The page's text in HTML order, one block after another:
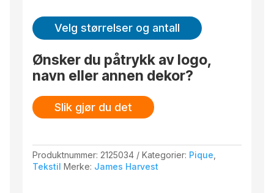
Velg størrelser og antall
Ønsker du påtrykk av logo,
navn eller annen dekor?
Slik gjør du det
Produktnummer:2125034 Kategorier: Pique,
Tekstil
Merke: James Harvest